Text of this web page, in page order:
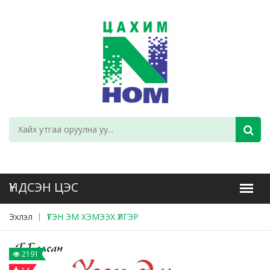
Эхлэл ҮГЭН ЭМ ХЭМЭЭХ ҮЛГЭР
2191